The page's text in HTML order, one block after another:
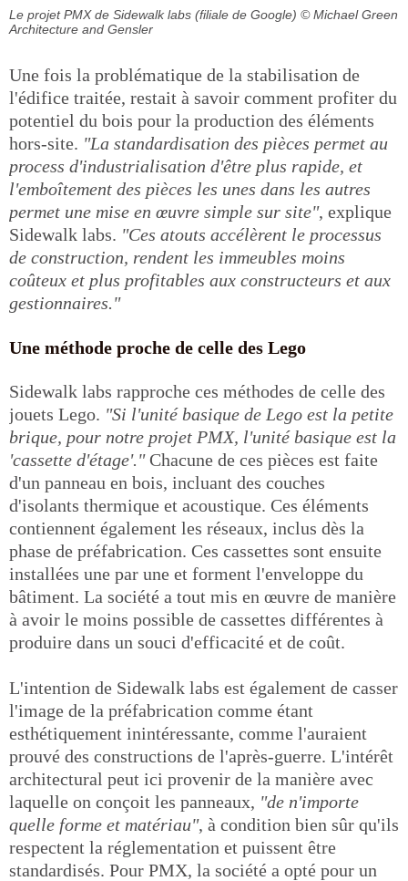
Le projet PMX de Sidewalk labs (filiale de Google) © Michael Green
Architecture and Gensler
Une fois la problématique de la stabilisation de
l'édifice traitée, restait à savoir comment profiter du
potentiel du bois pour la production des éléments
hors-site. "La standardisation des pièces permet au
process d'industrialisation d'être plus rapide, et
l'emboîtement des pièces les unes dans les autres
permet une mise en œuvre simple sur site", explique
Sidewalk labs. "Ces atouts accélèrent le processus
de construction, rendent les immeubles moins
coûteux et plus profitables aux constructeurs et aux
gestionnaires."
Une méthode proche de celle des Lego
Sidewalk labs rapproche ces méthodes de celle des
jouets Lego. "Si l'unité basique de Lego est la petite
brique, pour notre projet PMX, l'unité basique est la
'cassette d'étage'."Chacune de ces pièces est faite
d'un panneau en bois, incluant des couches
d'isolants thermique et acoustique. Ces éléments
contiennent également les réseaux, inclus dès la
phase de préfabrication. Ces cassettes sont ensuite
installées une par une et forment l'enveloppe du
bâtiment. La société a tout mis en œuvre de manière
à avoir le moins possible de cassettes différentes à
produire dans un souci d'efficacité et de coût.
L'intention de Sidewalk labs est également de casser
l'image de la préfabrication comme étant
esthétiquement inintéressante, comme l'auraient
prouvé des constructions de l'après-guerre. L'intérêt
architectural peut ici provenir de la manière avec
laquelle on conçoit les panneaux, "de n'importe
quelle forme et matériau", à condition bien sûr qu'ils
respectent la réglementation et puissent être
standardisés. Pour PMX, la société a opté pour un